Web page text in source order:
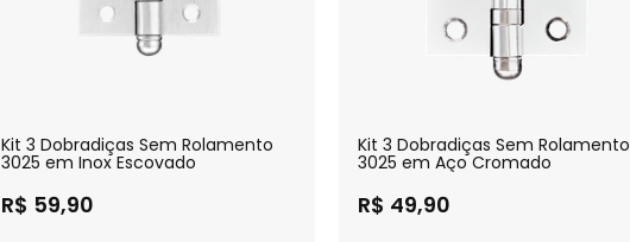
Kit 3 Dobradiças Sem Rolamento
3025 em Inox Escovado
R$ 59,90
Kit 3 Dobradiças Sem Rolamento
3025 em Aço Cromado
R$ 49,90